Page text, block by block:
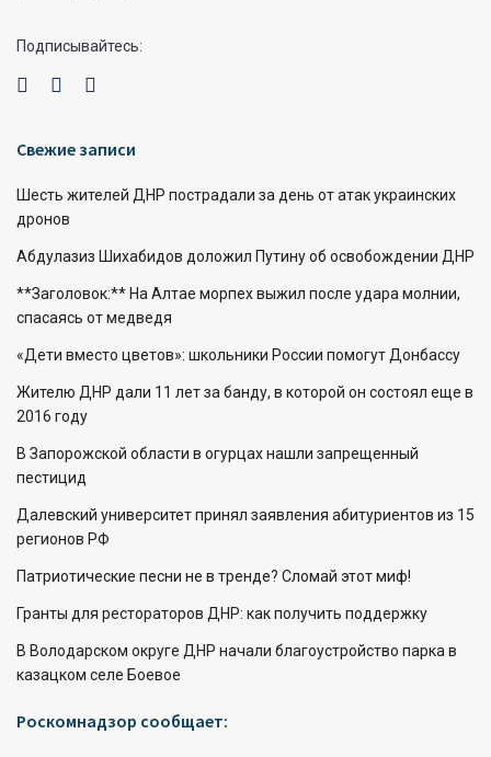
Подписывайтесь:
Свежие записи
Шесть жителей ДНР пострадали за день от атак украинских
дронов
Абдулазиз Шихабидов доложил Путину об освобождении ДНР
**Заголовок:** На Алтае морпех выжил после удара молнии,
спасаясь от медведя
«Дети вместо цветов»: школьники России помогут Донбассу
Жителю ДНР дали 11 лет за банду, в которой он состоял еще в
2016 году
В Запорожской области в огурцах нашли запрещенный
пестицид
Далевский университет принял заявления абитуриентов из 15
регионов РФ
Патриотические песни не в тренде? Сломай этот миф!
Гранты для рестораторов ДНР: как получить поддержку
В Володарском округе ДНР начали благоустройство парка в
казацком селе Боевое
Роскомнадзор сообщает: